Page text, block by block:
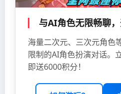
与AI角色无限畅聊
海量二次元、三次元角色
限制的AI角色扮演对话。
即送6000积分！